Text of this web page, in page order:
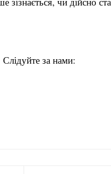
за нами: